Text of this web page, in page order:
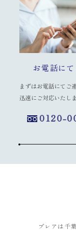
お電話に
まずはお電話にてご
迅速にご対応いたし
0120-
プレアは千